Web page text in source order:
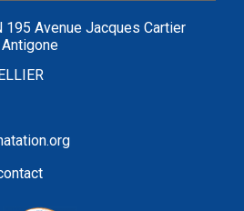
195 Avenue Jacques Cartier